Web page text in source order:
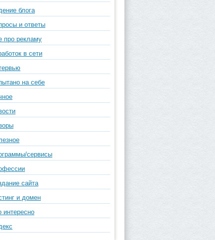
блога
и ответы
про рекламу
в сети
на себе
сервисы
сайта
и домен
интересно